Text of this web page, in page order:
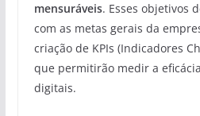
mensuráveis. Esses objetivos
com as metas gerais da
criação de KPIs (Indicadores
que permitirão medir a
digitais.